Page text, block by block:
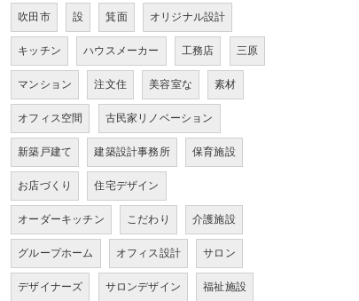
吹田市 設 箕面 オリジナル設計
キッチン ハウスメーカー 工務店 三原
マンション 注文住 美容室な 素材
オフィス空間 古民家リノベーション
新築戸建て 建築設計事務所 保育施設
お店づくり 住宅デザイン
オーダーキッチン こだわり 介護施設
グループホーム オフィス設計 サロン
デザイナーズ サロンデザイン 福祉施設